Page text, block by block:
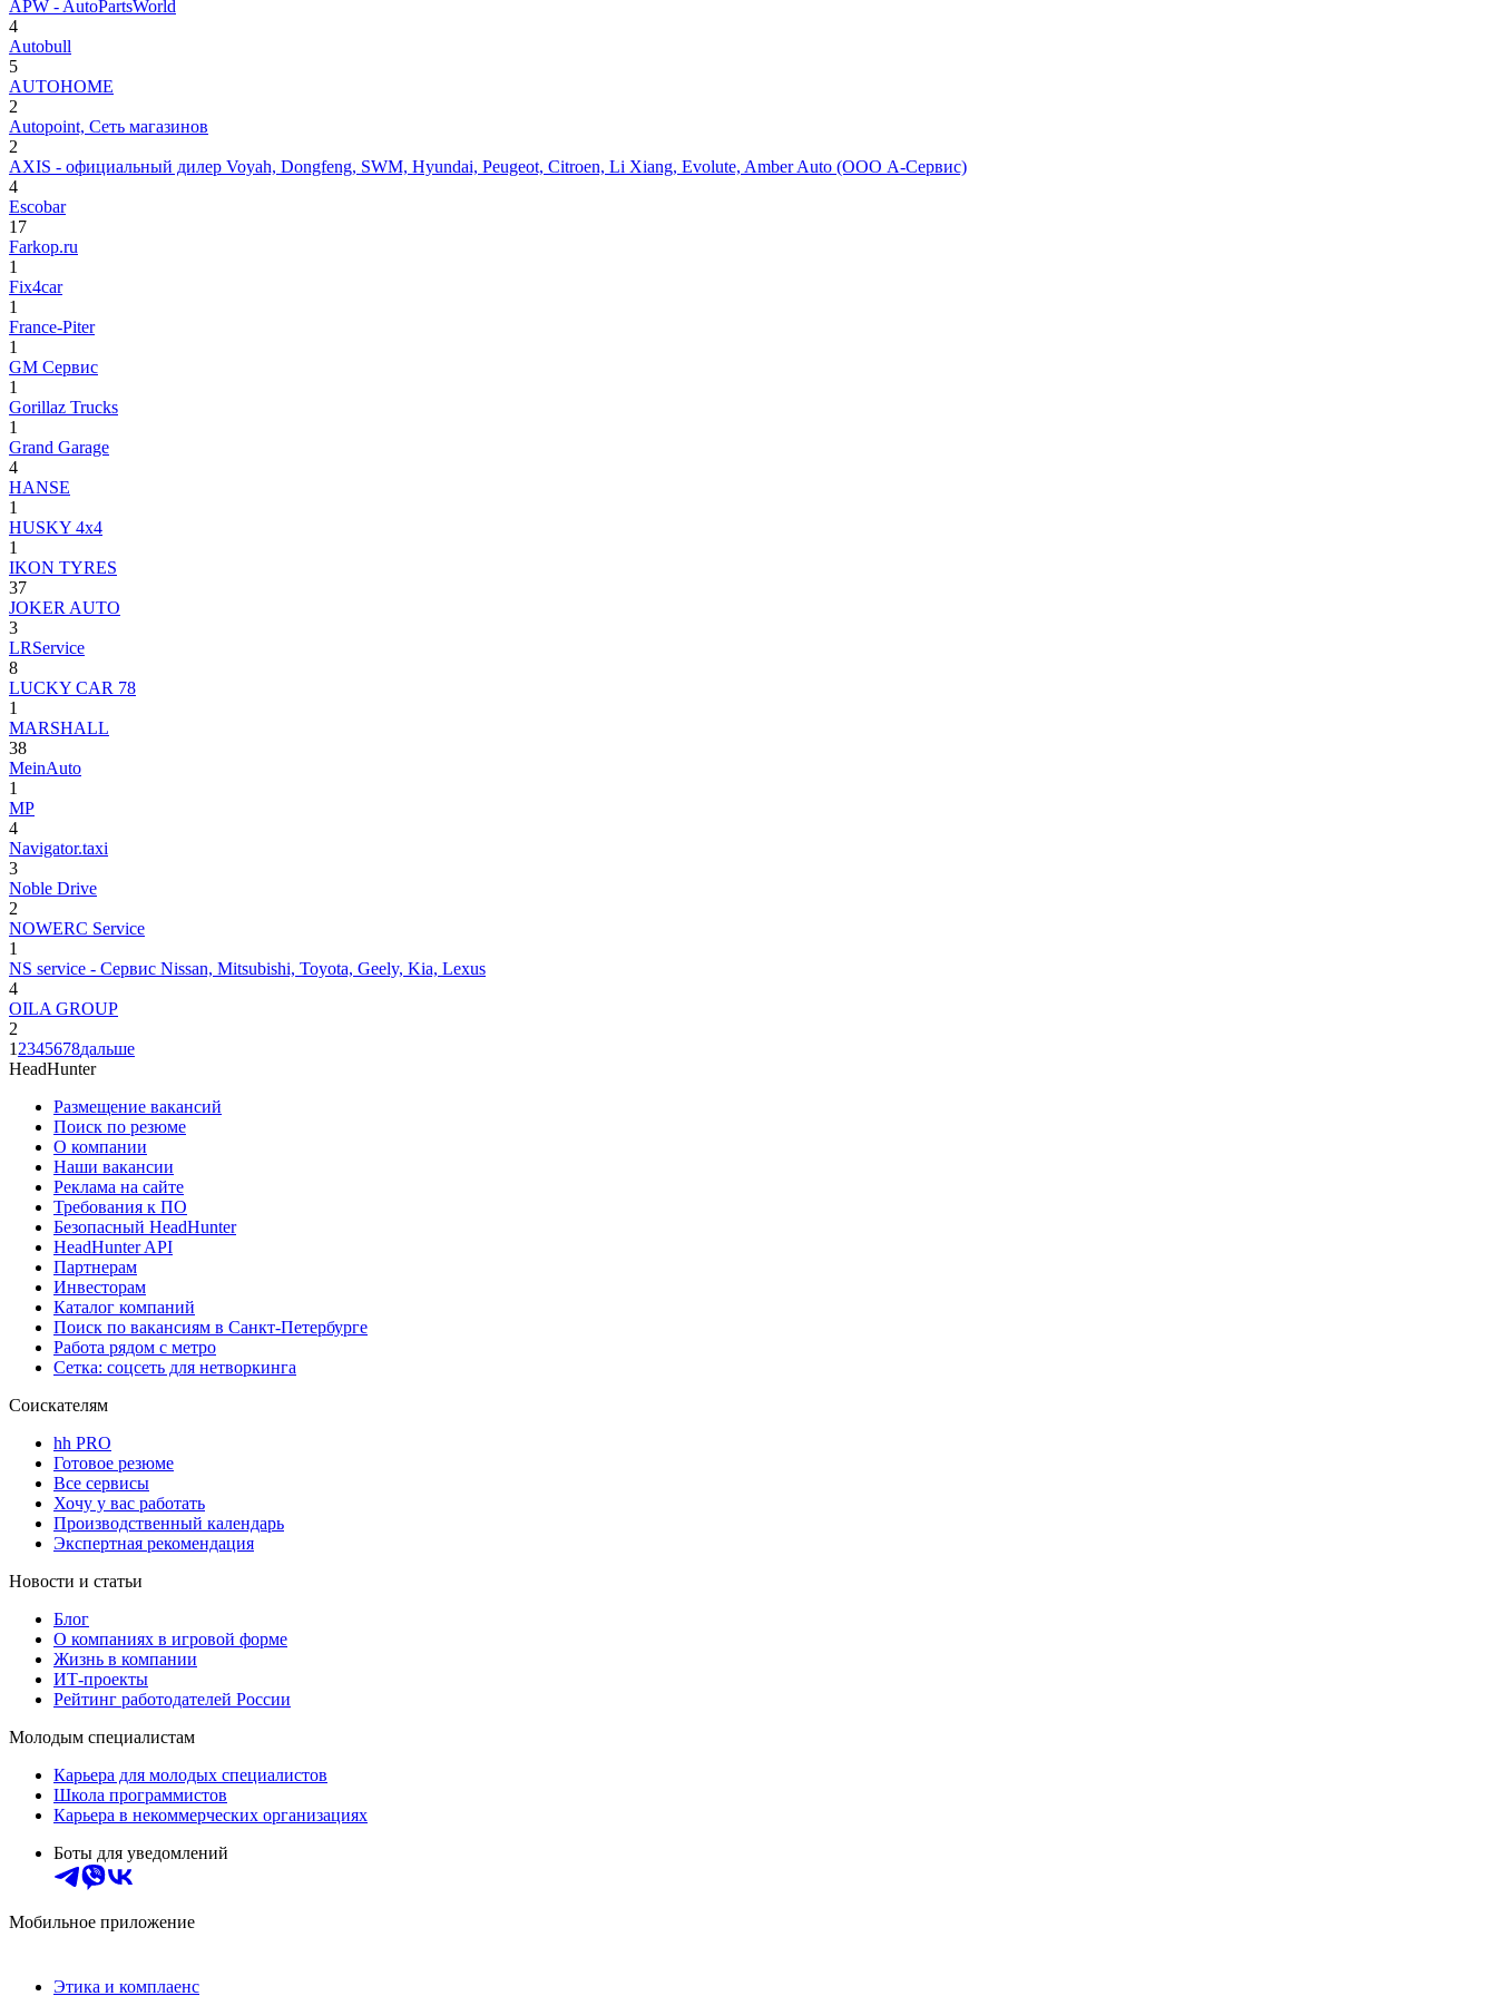
APW - AutoPartsWorld
4
Autobull
5
AUTOHOME
2
Autopoint, Сеть магазинов
2
AXIS - официальный дилер Voyah, Dongfeng, SWM, Hyundai, Peugeot, Citroen, Li Xiang, Evolute, Amber Auto (ООО А-Сервис)
4
Escobar
17
Farkop.ru
1
Fix4car
1
France-Piter
1
GM Сервис
1
Gorillaz Trucks
1
Grand Garage
4
HANSE
1
HUSKY 4x4
1
IKON TYRES
37
JOKER AUTO
3
LRService
8
LUCKY CAR 78
1
MARSHALL
38
MeinAuto
1
MP
4
Navigator.taxi
3
Noble Drive
2
NOWERC Service
1
NS service - Сервис Nissan, Mitsubishi, Toyota, Geely, Kia, Lexus
4
OILA GROUP
2
1 2345678дальше
HeadHunter
Размещение вакансий
Поиск по резюме
О компании
Наши вакансии
Реклама на сайте
Требования к ПО
Безопасный HeadHunter
HeadHunter API
Партнерам
Инвесторам
Каталог компаний
Поиск по вакансиям в Санкт-Петербурге
Работа рядом с метро
Сетка: соцсеть для нетворкинга
Соискателям
hh PRO
Готовое резюме
Все сервисы
Хочу у вас работать
Производственный календарь
Экспертная рекомендация
Новости и статьи
Блог
О компаниях в игровой форме
Жизнь в компании
ИТ-проекты
Рейтинг работодателей России
Молодым специалистам
Карьера для молодых специалистов
Школа программистов
Карьера в некоммерческих организациях
Боты для уведомлений
Мобильное приложение
Этика и комплаенс